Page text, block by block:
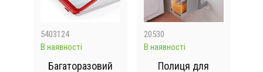
5403124
В наявності
Багаторазовий
20530
В наявності
Полиця для